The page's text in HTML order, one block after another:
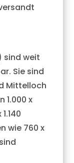
sind weit
Sie sind
Mittelloch
1.000 x
wie 760 x